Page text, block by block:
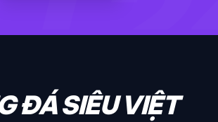
ĐÁ SIÊU VIỆT